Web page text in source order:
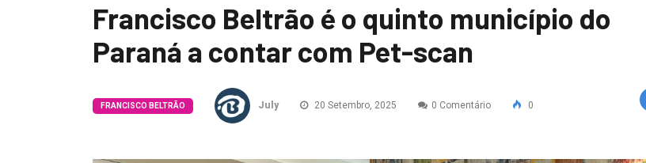
Francisco Beltrão é o quinto município do
Paraná a contar com Pet-scan
FRANCISCO BELTRÃO July 20 Setembro, 2025 0 Comentário 0